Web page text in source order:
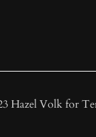
Hazel Volk for